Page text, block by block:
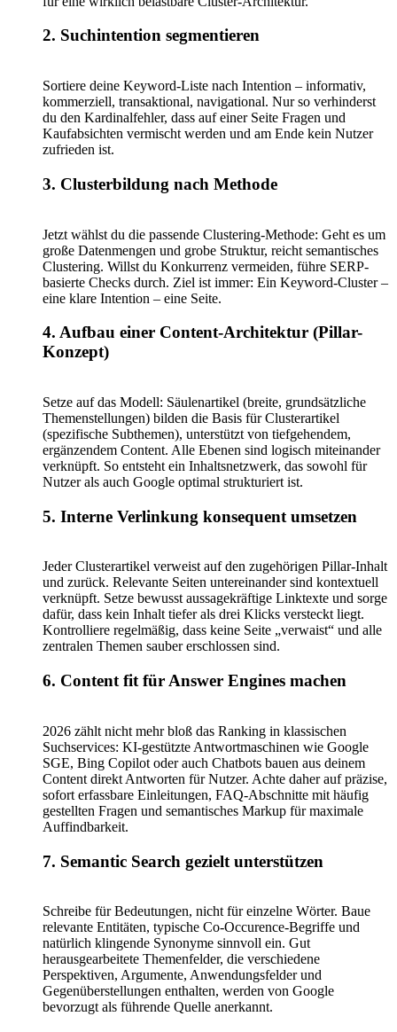
2. Suchintention segmentieren
Sortiere deine Keyword-Liste nach Intention – informativ,
kommerziell, transaktional, navigational. Nur so verhinderst
du den Kardinalfehler, dass auf einer Seite Fragen und
Kaufabsichten vermischt werden und am Ende kein Nutzer
zufrieden ist.
3. Clusterbildung nach Methode
Jetzt wählst du die passende Clustering-Methode: Geht es um
große Datenmengen und grobe Struktur, reicht semantisches
Clustering. Willst du Konkurrenz vermeiden, führe SERP-
basierte Checks durch. Ziel ist immer: Ein Keyword-Cluster –
eine klare Intention – eine Seite.
4. Aufbau einer Content-Architektur (Pillar-
Konzept)
Setze auf das Modell: Säulenartikel (breite, grundsätzliche
Themenstellungen) bilden die Basis für Clusterartikel
(spezifische Subthemen), unterstützt von tiefgehendem,
ergänzendem Content. Alle Ebenen sind logisch miteinander
verknüpft. So entsteht ein Inhaltsnetzwerk, das sowohl für
Nutzer als auch Google optimal strukturiert ist.
5. Interne Verlinkung konsequent umsetzen
Jeder Clusterartikel verweist auf den zugehörigen Pillar-Inhalt
und zurück. Relevante Seiten untereinander sind kontextuell
verknüpft. Setze bewusst aussagekräftige Linktexte und sorge
dafür, dass kein Inhalt tiefer als drei Klicks versteckt liegt.
Kontrolliere regelmäßig, dass keine Seite „verwaist“ und alle
zentralen Themen sauber erschlossen sind.
6. Content fit für Answer Engines machen
2026 zählt nicht mehr bloß das Ranking in klassischen
Suchservices: KI-gestützte Antwortmaschinen wie Google
SGE, Bing Copilot oder auch Chatbots bauen aus deinem
Content direkt Antworten für Nutzer. Achte daher auf präzise,
sofort erfassbare Einleitungen, FAQ-Abschnitte mit häufig
gestellten Fragen und semantisches Markup für maximale
Auffindbarkeit.
7. Semantic Search gezielt unterstützen
Schreibe für Bedeutungen, nicht für einzelne Wörter. Baue
relevante Entitäten, typische Co-Occurence-Begriffe und
natürlich klingende Synonyme sinnvoll ein. Gut
herausgearbeitete Themenfelder, die verschiedene
Perspektiven, Argumente, Anwendungsfelder und
Gegenüberstellungen enthalten, werden von Google
bevorzugt als führende Quelle anerkannt.